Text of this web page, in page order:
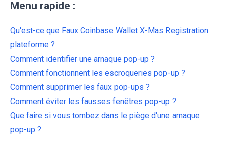
Menu rapide :
Qu'est-ce que Faux Coinbase Wallet X-Mas Registration
plateforme ?
Comment identifier une arnaque pop-up ?
Comment fonctionnent les escroqueries pop-up ?
Comment supprimer les faux pop-ups ?
Comment éviter les fausses fenêtres pop-up ?
Que faire si vous tombez dans le piège d'une arnaque
pop-up ?